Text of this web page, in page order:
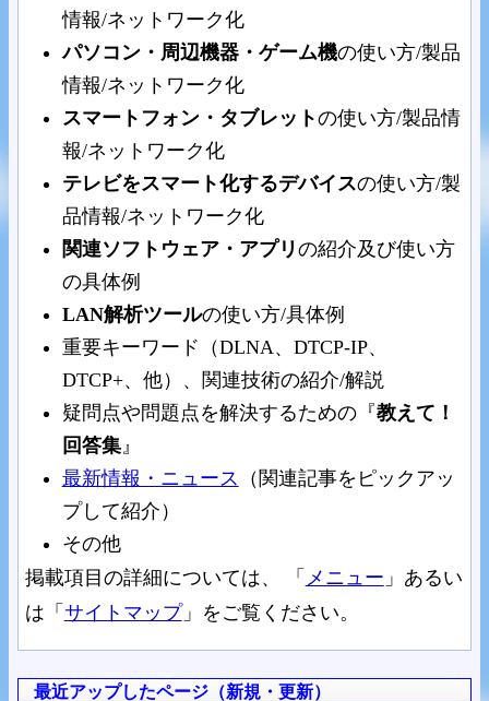
情報/ネットワーク化
パソコン・周辺機器・ゲーム機の使い方/製品
情報/ネットワーク化
スマートフォン・タブレットの使い方/製品情
報/ネットワーク化
テレビをスマート化するデバイスの使い方/製
品情報/ネットワーク化
関連ソフトウェア・アプリ の紹介及び使い方
の具体例
LAN解析ツールの使い方/具体例
重要キーワード（DLNA、DTCP-IP、
DTCP+、他）、関連技術の紹介/解説
疑問点や問題点を解決するための『教えて！
回答集』
最新情報・ニュース （関連記事をピックアッ
プして紹介）
その他
掲載項目の詳細については、 「 メニュー 」あるい
は「 サイトマップ」をご覧ください。
最近アップしたページ（新規・更新）